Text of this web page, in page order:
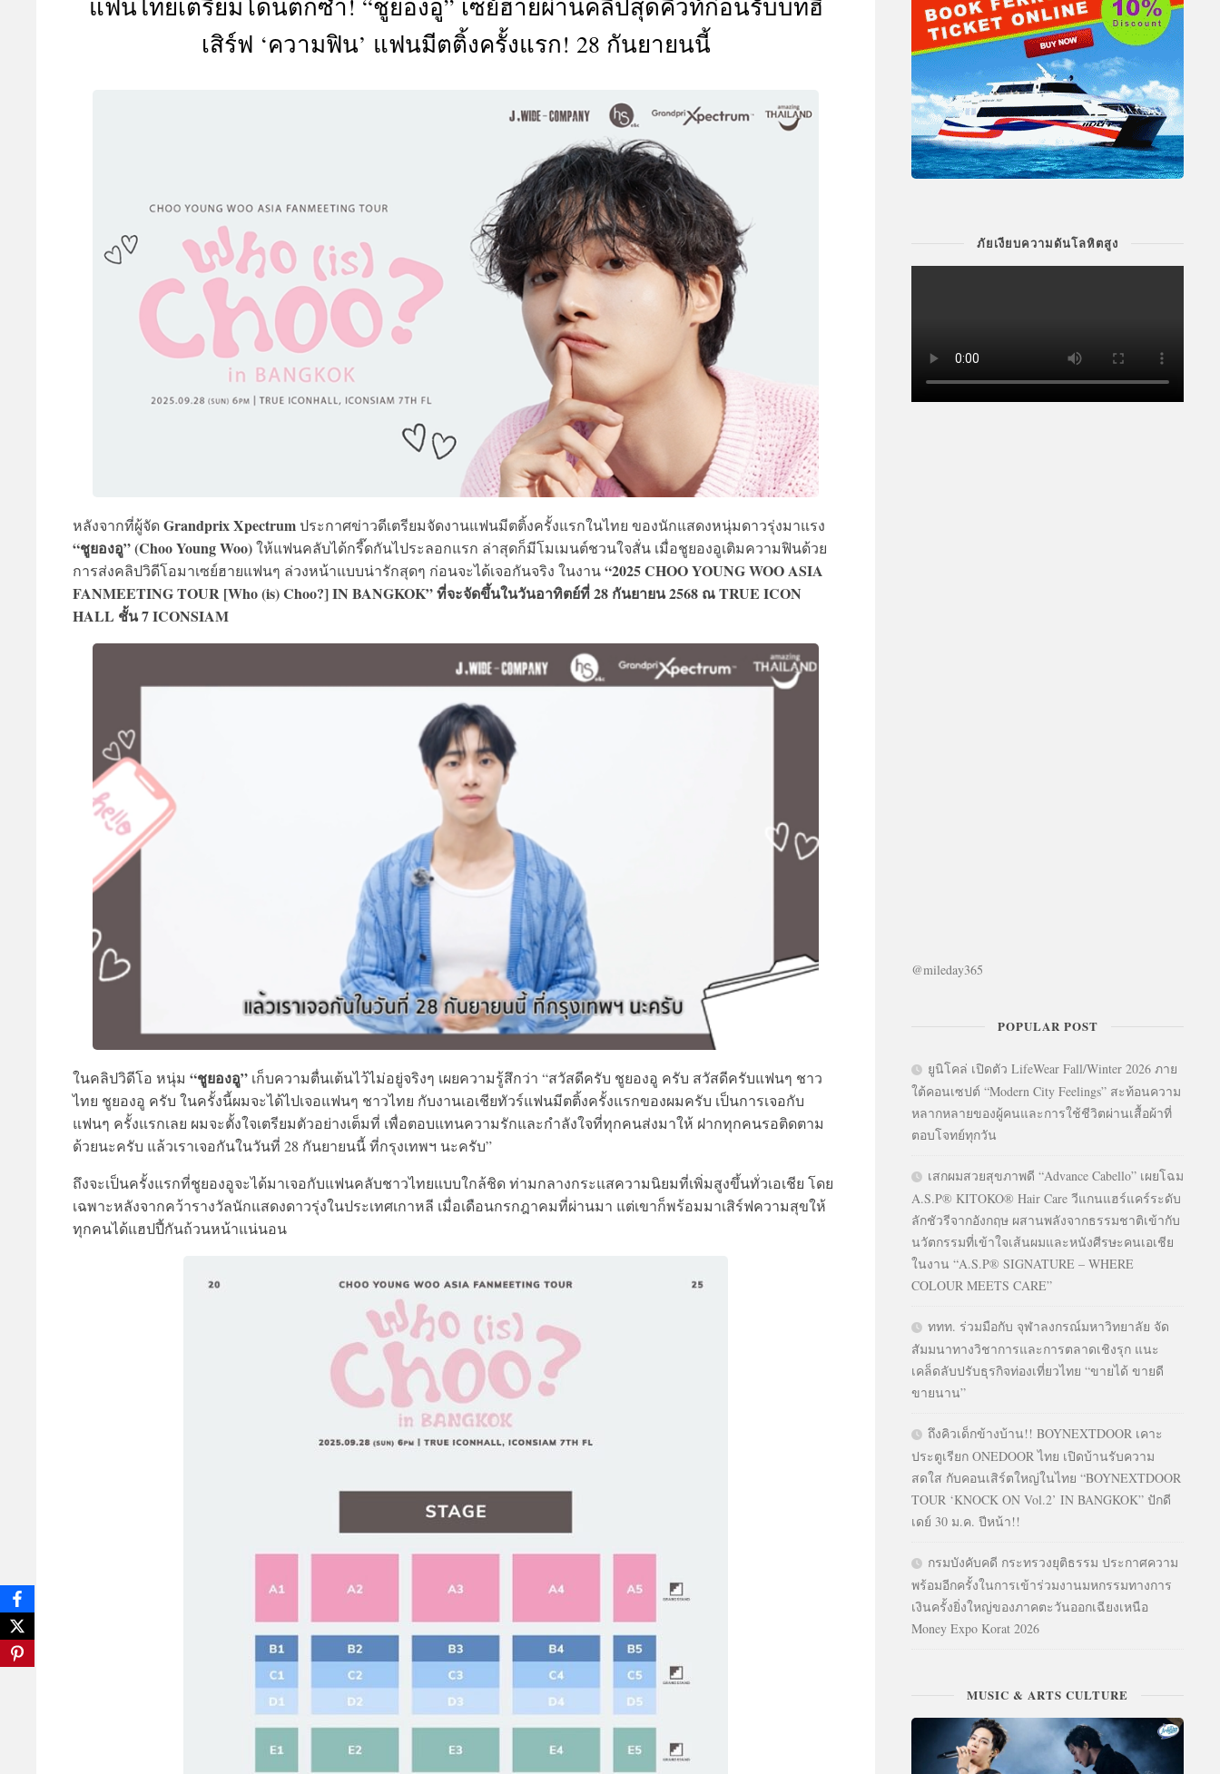
ACTIVITIES
&
แฟนไทยเตรียมโดนตกซ้ำ! “ชูยองอู” เซย์ฮายผ่านคลิปสุดคิวท์ก่อนรับบทฮี
เสิร์ฟ ‘ความฟิน’ แฟนมีตติ้งครั้งแรก! 28 กันยายนนี้
หลังจากที่ผู้จัดGrandprix Xpectrumประกาศข่าวดีเตรียมจัดงานแฟนมีตติ้งครั้งแรกในไทย ของนักแสดงหนุ่มดาวรุ่งมาแรง
“ชูยองอู” (Choo Young Woo)ให้แฟนคลับได้กรี๊ดกันไประลอกแรก ล่าสุดก็มีโมเมนต์ชวนใจสั่น เมื่อชูยองอูเติมความฟินด้วย
การส่งคลิปวิดีโอมาเซย์ฮายแฟนๆ ล่วงหน้าแบบน่ารักสุดๆ ก่อนจะได้เจอกันจริง ในงาน“2025 CHOO YOUNG WOO ASIA
FANMEETING TOUR [Who (is) Choo?] IN BANGKOK” ที่จะจัดขึ้นในวันอาทิตย์ที่ 28 กันยายน 2568 ณ TRUE ICON
HALL ชั้น 7 ICONSIAM
ในคลิปวิดีโอ หนุ่ม “ชูยองอู” เก็บความตื่นเต้นไว้ไม่อยู่จริงๆ เผยความรู้สึกว่า “สวัสดีครับ ชูยองอู ครับ สวัสดีครับแฟนๆ ชาว
ไทย ชูยองอู ครับ ในครั้งนี้ผมจะได้ไปเจอแฟนๆ ชาวไทย กับงานเอเชียทัวร์แฟนมีตติ้งครั้งแรกของผมครับ เป็นการเจอกับ
แฟนๆ ครั้งแรกเลย ผมจะตั้งใจเตรียมตัวอย่างเต็มที่ เพื่อตอบแทนความรักและกำลังใจที่ทุกคนส่งมาให้ ฝากทุกคนรอติดตาม
ด้วยนะครับ แล้วเราเจอกันในวันที่ 28 กันยายนนี้ ที่กรุงเทพฯ นะครับ”
ถึงจะเป็นครั้งแรกที่ชูยองอูจะได้มาเจอกับแฟนคลับชาวไทยแบบใกล้ชิด ท่ามกลางกระแสความนิยมที่เพิ่มสูงขึ้นทั่วเอเชีย โดย
เฉพาะหลังจากคว้ารางวัลนักแสดงดาวรุ่งในประเทศเกาหลี เมื่อเดือนกรกฎาคมที่ผ่านมา แต่เขาก็พร้อมมาเสิร์ฟความสุขให้
ทุกคนได้แฮปปี้กันถ้วนหน้าแน่นอน
ภัยเงียบความดันโลหิตสูง
@mileday365
POPULAR POST
ยูนิโคล่ เปิดตัว LifeWear Fall/Winter 2026 ภาย
ใต้คอนเซปต์ “Modern City Feelings” สะท้อนความ
หลากหลายของผู้คนและการใช้ชีวิตผ่านเสื้อผ้าที่
ตอบโจทย์ทุกวัน
เสกผมสวยสุขภาพดี “Advance Cabello” เผยโฉม
A.S.P® KITOKO® Hair Care วีแกนแฮร์แคร์ระดับ
ลักชัวรีจากอังกฤษ ผสานพลังจากธรรมชาติเข้ากับ
นวัตกรรมที่เข้าใจเส้นผมและหนังศีรษะคนเอเชีย
ในงาน “A.S.P® SIGNATURE – WHERE
COLOUR MEETS CARE”
ททท. ร่วมมือกับ จุฬาลงกรณ์มหาวิทยาลัย จัด
สัมมนาทางวิชาการและการตลาดเชิงรุก แนะ
เคล็ดลับปรับธุรกิจท่องเที่ยวไทย “ขายได้ ขายดี
ขายนาน”
ถึงคิวเด็กข้างบ้าน!! BOYNEXTDOOR เคาะ
ประตูเรียก ONEDOOR ไทย เปิดบ้านรับความ
สดใส กับคอนเสิร์ตใหญ่ในไทย “BOYNEXTDOOR
TOUR ‘KNOCK ON Vol.2’ IN BANGKOK” ปักดี
เดย์ 30 ม.ค. ปีหน้า!!
กรมบังคับคดี กระทรวงยุติธรรม ประกาศความ
พร้อมอีกครั้งในการเข้าร่วมงานมหกรรมทางการ
เงินครั้งยิ่งใหญ่ของภาคตะวันออกเฉียงเหนือ
Money Expo Korat 2026
MUSIC & ARTS CULTURE